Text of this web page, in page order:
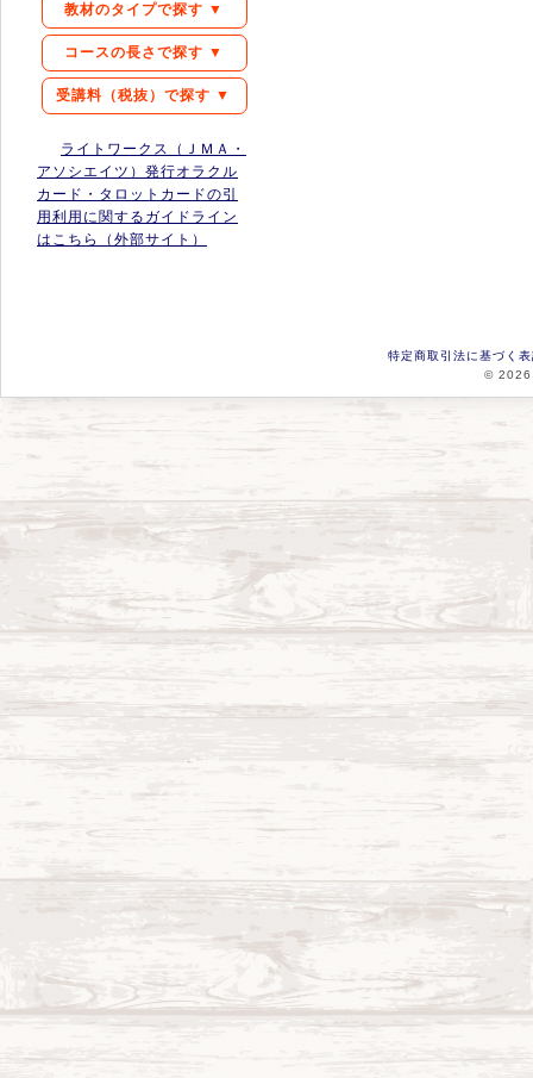
教材のタイプで探す ▼
コースの長さで探す ▼
受講料（税抜）で探す ▼
ライトワークス（ＪＭＡ・
アソシエイツ）発行オラクル
カード・タロットカードの引
用利用に関するガイドライン
はこちら（外部サイト）
特定商取引法に基づく
© 2026